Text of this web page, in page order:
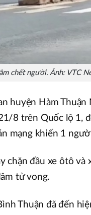
chết người. Ảnh: VTC
huyện Hàm Thuận
8 trên Quốc lộ 1,
mạng khiến 1
chặn đầu xe ôtô và
tử vong.
Thuận đã đến